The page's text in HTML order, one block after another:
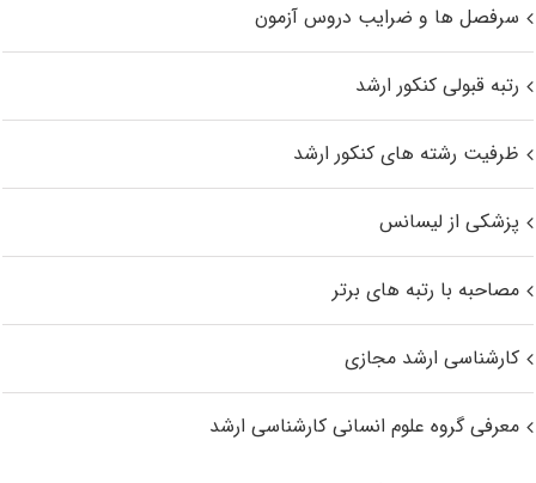
سرفصل ها و ضرایب دروس آزمون
رتبه قبولی کنکور ارشد
ظرفیت رشته های کنکور ارشد
پزشکی از لیسانس
مصاحبه با رتبه های برتر
کارشناسی ارشد مجازی
معرفی گروه علوم انسانی کارشناسی ارشد